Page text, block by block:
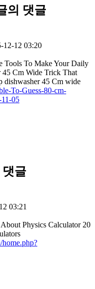
의 댓글
12-12 03:20
Tools To Make Your Daily
45 Cm Wide Trick That
dishwasher 45 Cm wide
To-Guess-80-cm-
05
댓글
03:21
Physics Calculator 20